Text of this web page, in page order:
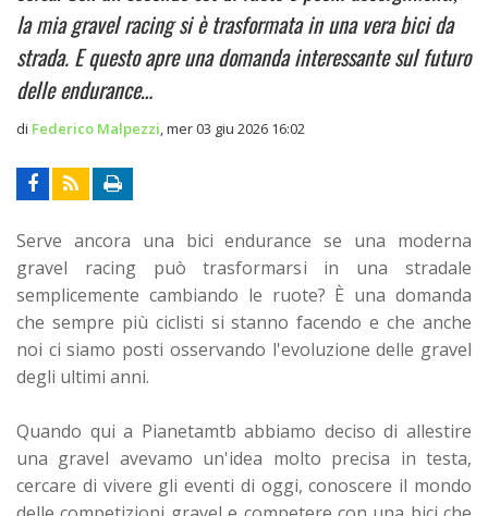
la mia gravel racing si è trasformata in una vera bici da
strada. E questo apre una domanda interessante sul futuro
delle endurance…
di Federico Malpezzi mer 03 giu 2026 16:02
Serve ancora una bici endurance se una moderna
gravel racing può trasformarsi in una stradale
semplicemente cambiando le ruote? È una domanda
che sempre più ciclisti si stanno facendo e che anche
noi ci siamo posti osservando l'evoluzione delle gravel
degli ultimi anni.
Quando qui a Pianetamtb abbiamo deciso di allestire
una gravel avevamo un'idea molto precisa in testa,
cercare di vivere gli eventi di oggi, conoscere il mondo